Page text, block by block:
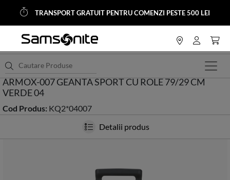
TRANSPORT GRATUIT PENTRU COMENZI PESTE 500 LEI
<HOME Trolere si Genti Calatorie
ARMOX-007 GEANTA SPORT CU ROLE 79/29 CM
VERDE 04
Cod Produs: KQ2*04007
Detalii produs